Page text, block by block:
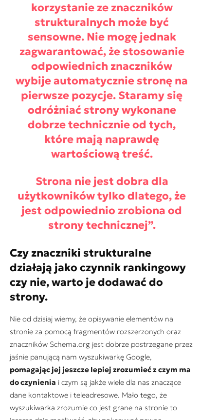
korzystanie ze znaczników
strukturalnych może być
sensowne. Nie mogę jednak
zagwarantować, że stosowanie
odpowiednich znaczników
wybije automatycznie stronę na
pierwsze pozycje. Staramy się
odróżniać strony wykonane
dobrze technicznie od tych,
które mają naprawdę
wartościową treść.
Strona nie jest dobra dla
użytkowników tylko dlatego, że
jest odpowiednio zrobiona od
strony technicznej”.
Czy znaczniki strukturalne
działają jako czynnik rankingowy
czy nie, warto je dodawać do
strony.
Nie od dzisiaj wiemy, że opisywanie elementów na
stronie za pomocą fragmentów rozszerzonych oraz
znaczników Schema.org jest dobrze postrzegane przez
jaśnie panującą nam wyszukiwarkę Google,
pomagając jej jeszcze lepiej zrozumieć z czym ma
do czynienia i czym są jakże wiele dla nas znaczące
dane kontaktowe i teleadresowe. Mało tego, że
wyszukiwarka zrozumie co jest grane na stronie to